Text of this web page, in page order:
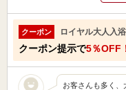
クーポン ロイヤル大人入浴
クーポン提示で5％OFF
お客さんも多く